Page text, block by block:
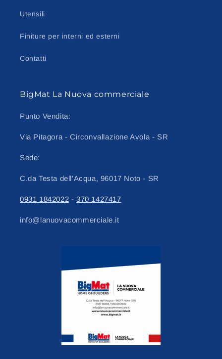
Utensili
Finiture per interni ed esterni
Contatti
BigMat La Nuova commerciale
Punto Vendita:
Via Pitagora - Circonvallazione Avola - SR
Sede:
C.da Testa dell'Acqua, 96017 Noto - SR
0931 1842022 -370 1427417
info@lanuovacommerciale.it